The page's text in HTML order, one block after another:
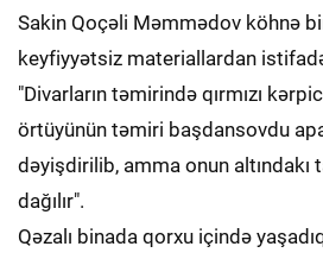
Sakin Qoçəli Məmmədov köhnə
keyfiyyətsiz materiallardan
"Divarların təmirində qırmızı
örtüyünün təmiri başdansovdu
dəyişdirilib, amma onun altındakı
dağılır".
Qəzalı binada qorxu içində